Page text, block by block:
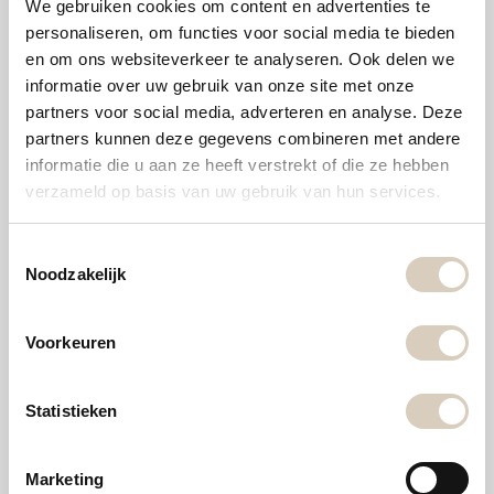
We gebruiken cookies om content en advertenties te
personaliseren, om functies voor social media te bieden
en om ons websiteverkeer te analyseren. Ook delen we
informatie over uw gebruik van onze site met onze
partners voor social media, adverteren en analyse. Deze
partners kunnen deze gegevens combineren met andere
informatie die u aan ze heeft verstrekt of die ze hebben
verzameld op basis van uw gebruik van hun services.
Noodzakelijk
Voorkeuren
Statistieken
Marketing
- Is een keuken kopen in Duitsland goedkoper?
- Nieuwe naam voor Van Geloof Keukens
- Extra korting bij zelfmontage
- Keukentrends 2022